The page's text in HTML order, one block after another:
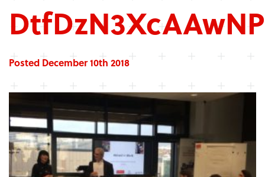
Posted December 10th 2018